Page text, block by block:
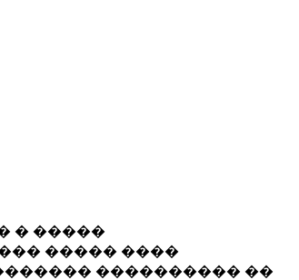
� �����
����� ����
���������� ��